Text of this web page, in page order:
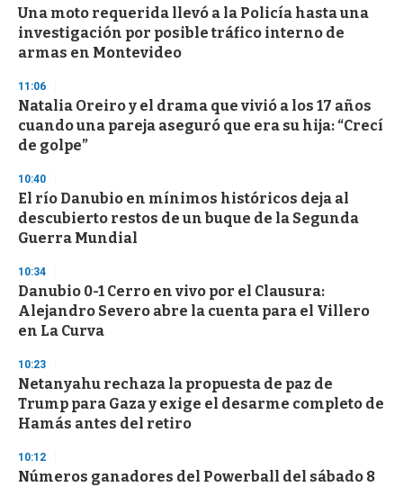
e
c
o
n
s
Una moto requerida llevó a la Policía hasta una
investigación por posible tráfico interno de
armas en Montevideo
11:06
Natalia Oreiro y el drama que vivió a los 17 años
cuando una pareja aseguró que era su hija: “Crecí
de golpe”
10:40
El río Danubio en mínimos históricos deja al
descubierto restos de un buque de la Segunda
Guerra Mundial
10:34
Danubio 0-1 Cerro en vivo por el Clausura:
Alejandro Severo abre la cuenta para el Villero
en La Curva
10:23
Netanyahu rechaza la propuesta de paz de
Trump para Gaza y exige el desarme completo de
Hamás antes del retiro
10:12
Números ganadores del Powerball del sábado 8